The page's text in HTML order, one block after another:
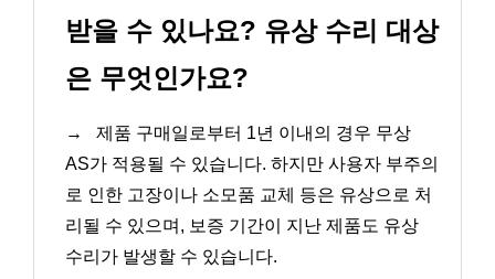
받을 수 있나요? 유상 수리 대상
은 무엇인가요?
→
제품 구매일로부터 1년 이내의 경우 무상
AS가 적용될 수 있습니다. 하지만 사용자 부주의
로 인한 고장이나 소모품 교체 등은 유상으로 처
리될 수 있으며, 보증 기간이 지난 제품도 유상
수리가 발생할 수 있습니다.